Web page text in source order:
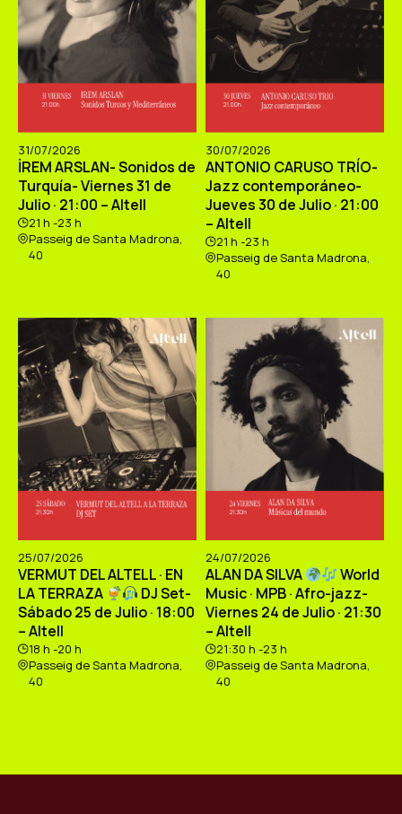
31/07/2026
İREM ARSLAN- Sonidos de
Turquía- Viernes 31 de
Julio · 21:00 – Altell
21 h -23 h
Passeig de Santa Madrona,
40
30/07/2026
ANTONIO CARUSO TRÍO-
Jazz contemporáneo-
Jueves 30 de Julio · 21:00
– Altell
21 h -23 h
Passeig de Santa Madrona,
40
25/07/2026
VERMUT DEL ALTELL · EN
LA TERRAZA
DJ Set-
Sábado 25 de Julio · 18:00
– Altell
18 h -20 h
Passeig de Santa Madrona,
40
24/07/2026
ALAN DA SILVA
World
Music · MPB · Afro-jazz-
Viernes 24 de Julio · 21:30
– Altell
21:30 h -23 h
Passeig de Santa Madrona,
40